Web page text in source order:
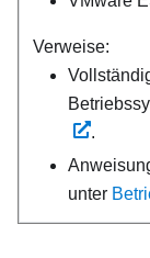
Verweise:
.
unter